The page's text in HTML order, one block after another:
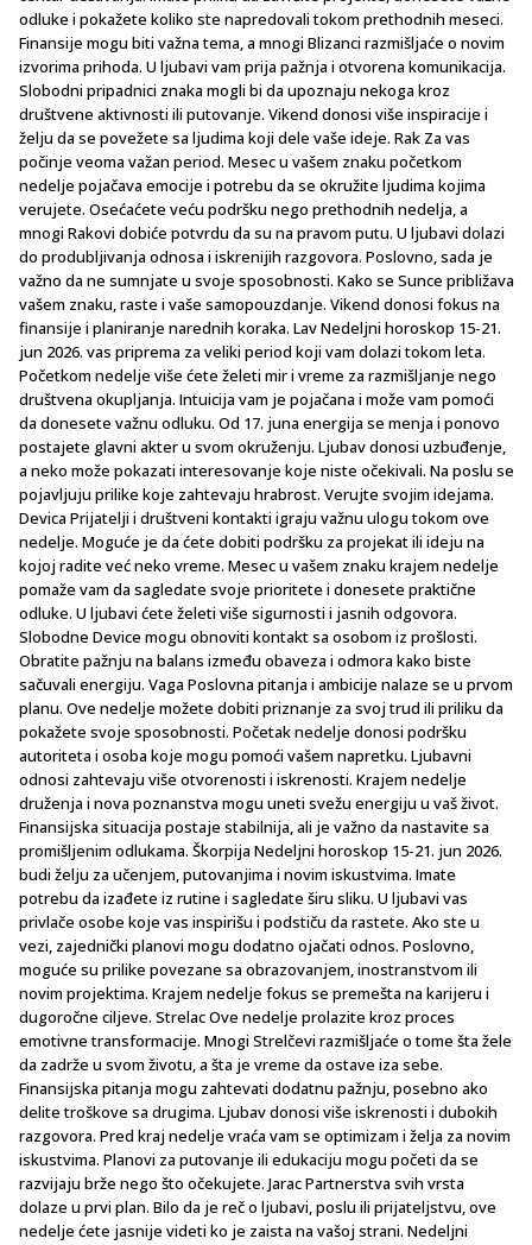
odluke i pokažete koliko ste napredovali tokom prethodnih meseci.
Finansije mogu biti važna tema, a mnogi Blizanci razmišljaće o novim
izvorima prihoda. U ljubavi vam prija pažnja i otvorena komunikacija.
Slobodni pripadnici znaka mogli bi da upoznaju nekoga kroz
društvene aktivnosti ili putovanje. Vikend donosi više inspiracije i
želju da se povežete sa ljudima koji dele vaše ideje. Rak Za vas
počinje veoma važan period. Mesec u vašem znaku početkom
nedelje pojačava emocije i potrebu da se okružite ljudima kojima
verujete. Osećaćete veću podršku nego prethodnih nedelja, a
mnogi Rakovi dobiće potvrdu da su na pravom putu. U ljubavi dolazi
do produbljivanja odnosa i iskrenijih razgovora. Poslovno, sada je
važno da ne sumnjate u svoje sposobnosti. Kako se Sunce približava
vašem znaku, raste i vaše samopouzdanje. Vikend donosi fokus na
finansije i planiranje narednih koraka. Lav Nedeljni horoskop 15-21.
jun 2026. vas priprema za veliki period koji vam dolazi tokom leta.
Početkom nedelje više ćete želeti mir i vreme za razmišljanje nego
društvena okupljanja. Intuicija vam je pojačana i može vam pomoći
da donesete važnu odluku. Od 17. juna energija se menja i ponovo
postajete glavni akter u svom okruženju. Ljubav donosi uzbuđenje,
a neko može pokazati interesovanje koje niste očekivali. Na poslu se
pojavljuju prilike koje zahtevaju hrabrost. Verujte svojim idejama.
Devica Prijatelji i društveni kontakti igraju važnu ulogu tokom ove
nedelje. Moguće je da ćete dobiti podršku za projekat ili ideju na
kojoj radite već neko vreme. Mesec u vašem znaku krajem nedelje
pomaže vam da sagledate svoje prioritete i donesete praktične
odluke. U ljubavi ćete želeti više sigurnosti i jasnih odgovora.
Slobodne Device mogu obnoviti kontakt sa osobom iz prošlosti.
Obratite pažnju na balans između obaveza i odmora kako biste
sačuvali energiju. Vaga Poslovna pitanja i ambicije nalaze se u prvom
planu. Ove nedelje možete dobiti priznanje za svoj trud ili priliku da
pokažete svoje sposobnosti. Početak nedelje donosi podršku
autoriteta i osoba koje mogu pomoći vašem napretku. Ljubavni
odnosi zahtevaju više otvorenosti i iskrenosti. Krajem nedelje
druženja i nova poznanstva mogu uneti svežu energiju u vaš život.
Finansijska situacija postaje stabilnija, ali je važno da nastavite sa
promišljenim odlukama. Škorpija Nedeljni horoskop 15-21. jun 2026.
budi želju za učenjem, putovanjima i novim iskustvima. Imate
potrebu da izađete iz rutine i sagledate širu sliku. U ljubavi vas
privlače osobe koje vas inspirišu i podstiču da rastete. Ako ste u
vezi, zajednički planovi mogu dodatno ojačati odnos. Poslovno,
moguće su prilike povezane sa obrazovanjem, inostranstvom ili
novim projektima. Krajem nedelje fokus se premešta na karijeru i
dugoročne ciljeve. Strelac Ove nedelje prolazite kroz proces
emotivne transformacije. Mnogi Strelčevi razmišljaće o tome šta žele
da zadrže u svom životu, a šta je vreme da ostave iza sebe.
Finansijska pitanja mogu zahtevati dodatnu pažnju, posebno ako
delite troškove sa drugima. Ljubav donosi više iskrenosti i dubokih
razgovora. Pred kraj nedelje vraća vam se optimizam i želja za novim
iskustvima. Planovi za putovanje ili edukaciju mogu početi da se
razvijaju brže nego što očekujete. Jarac Partnerstva svih vrsta
dolaze u prvi plan. Bilo da je reč o ljubavi, poslu ili prijateljstvu, ove
nedelje ćete jasnije videti ko je zaista na vašoj strani. Nedeljni